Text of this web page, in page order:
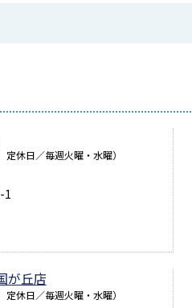
休日／毎週火曜・水曜）
1
が丘店
休日／毎週火曜・水曜）